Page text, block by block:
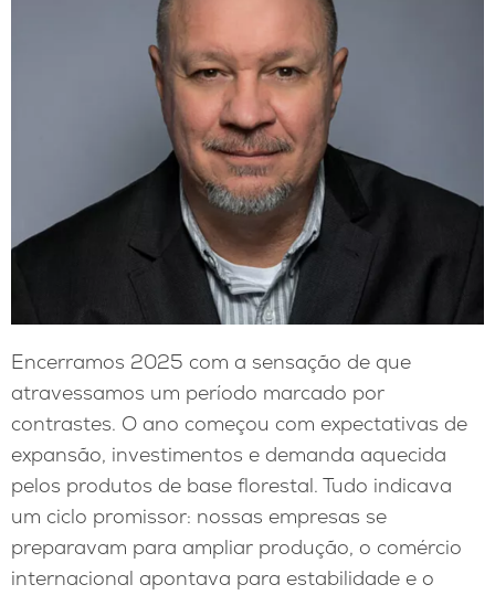
Encerramos 2025 com a sensação de que
atravessamos um período marcado por
contrastes. O ano começou com expectativas de
expansão, investimentos e demanda aquecida
pelos produtos de base florestal. Tudo indicava
um ciclo promissor: nossas empresas se
preparavam para ampliar produção, o comércio
internacional apontava para estabilidade e o